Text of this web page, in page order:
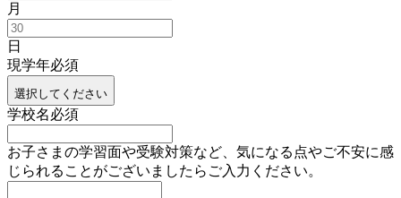
月
日
現学年必須
選択してください
学校名必須
お子さまの学習面や受験対策など、気になる点やご不安に感
じられることがございましたらご入力ください。